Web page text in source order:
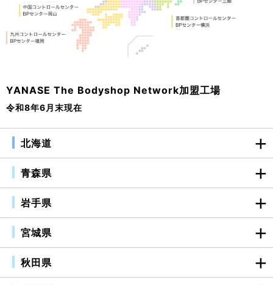
YANASE The Bodyshop Network加盟工場
令和8年6月末現在
北海道
青森県
岩手県
宮城県
秋田県